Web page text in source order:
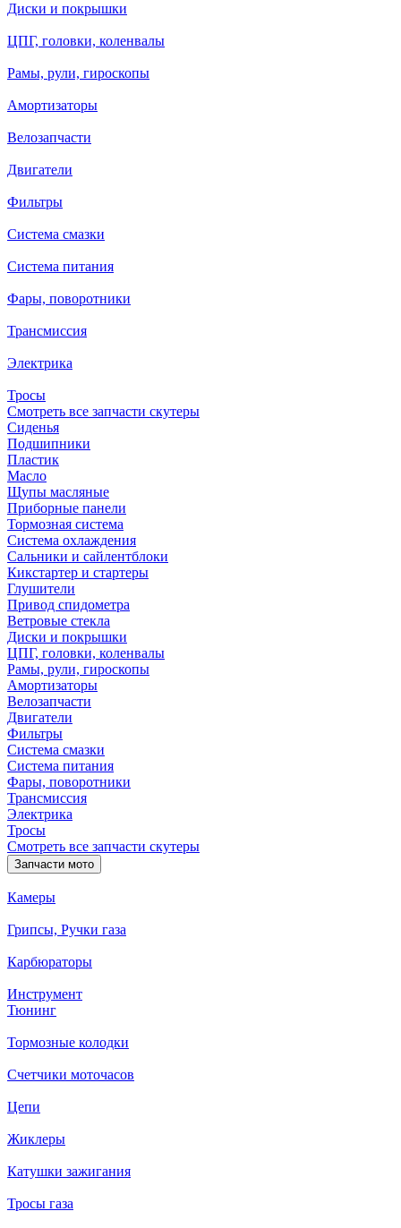
Диски и покрышки
ЦПГ, головки, коленвалы
Рамы, рули, гироскопы
Амортизаторы
Велозапчасти
Двигатели
Фильтры
Система смазки
Система питания
Фары, поворотники
Трансмиссия
Электрика
Тросы
Смотреть все запчасти скутеры
Сиденья
Подшипники
Пластик
Масло
Щупы масляные
Приборные панели
Тормозная система
Система охлаждения
Сальники и сайлентблоки
Кикстартер и стартеры
Глушители
Привод спидометра
Ветровые стекла
Диски и покрышки
ЦПГ, головки, коленвалы
Рамы, рули, гироскопы
Амортизаторы
Велозапчасти
Двигатели
Фильтры
Система смазки
Система питания
Фары, поворотники
Трансмиссия
Электрика
Тросы
Смотреть все запчасти скутеры
Запчасти мото
Камеры
Грипсы, Ручки газа
Карбюраторы
Инструмент
Тюнинг
Тормозные колодки
Счетчики моточасов
Цепи
Жиклеры
Катушки зажигания
Тросы газа